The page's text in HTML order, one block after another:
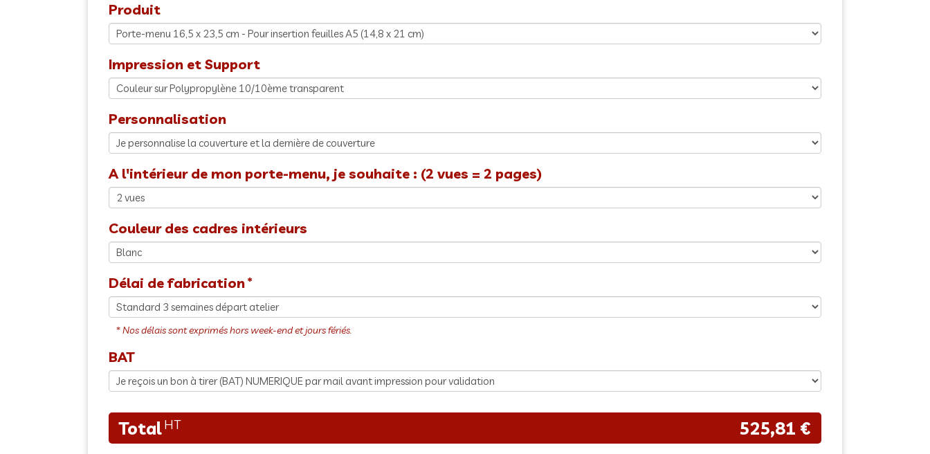
Produit
Impression et Support
Personnalisation
A l'intérieur de mon porte-menu, je souhaite : (2 vues = 2 pages)
Couleur des cadres intérieurs
Délai de fabrication
BAT
525,81 €